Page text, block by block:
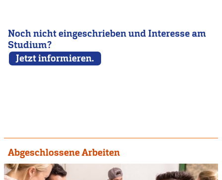
Noch nicht eingeschrieben und Interesse am
Studium?
Jetzt informieren.
Abgeschlossene Arbeiten